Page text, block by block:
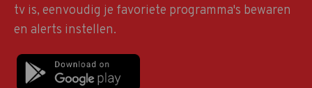
tv is, eenvoudig je favoriete programma's bewaren
en alerts instellen.